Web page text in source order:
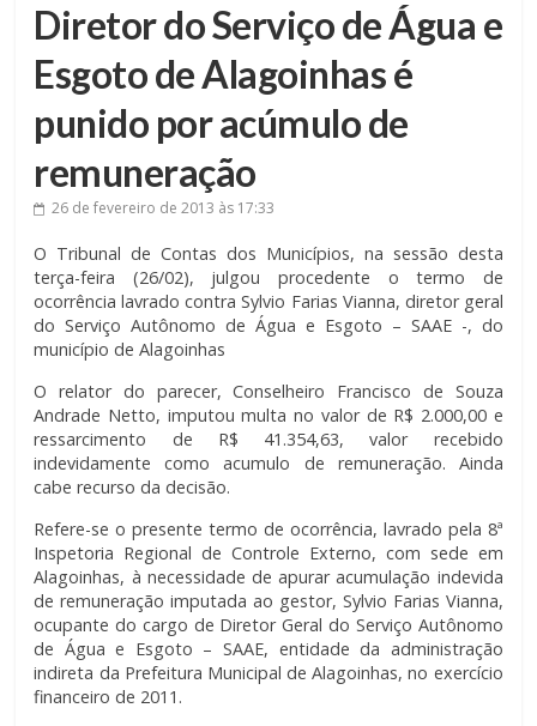
Diretor do Serviço de Água e
Esgoto de Alagoinhas é
punido por acúmulo de
remuneração
26 de fevereiro de 2013 às 17:33
O Tribunal de Contas dos Municípios, na sessão desta
terça-feira (26/02), julgou procedente o termo de
ocorrência lavrado contra Sylvio Farias Vianna, diretor geral
do Serviço Autônomo de Água e Esgoto – SAAE -, do
município de Alagoinhas
O relator do parecer, Conselheiro Francisco de Souza
Andrade Netto, imputou multa no valor de R$ 2.000,00 e
ressarcimento de R$ 41.354,63, valor recebido
indevidamente como acumulo de remuneração. Ainda
cabe recurso da decisão.
Refere-se o presente termo de ocorrência, lavrado pela 8ª
Inspetoria Regional de Controle Externo, com sede em
Alagoinhas, à necessidade de apurar acumulação indevida
de remuneração imputada ao gestor, Sylvio Farias Vianna,
ocupante do cargo de Diretor Geral do Serviço Autônomo
de Água e Esgoto – SAAE, entidade da administração
indireta da Prefeitura Municipal de Alagoinhas, no exercício
financeiro de 2011.